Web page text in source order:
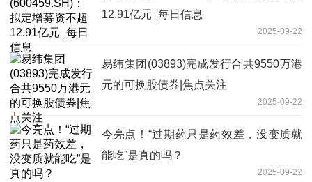
12.91亿元_每日信息
2025-09-22
易纬集团(03893)完成发行合共9550万港
元的可换股债券|焦点关注
2025-09-22
今亮点！“过期药只是药效差，没变质就
能吃”是真的吗？
2025-09-22